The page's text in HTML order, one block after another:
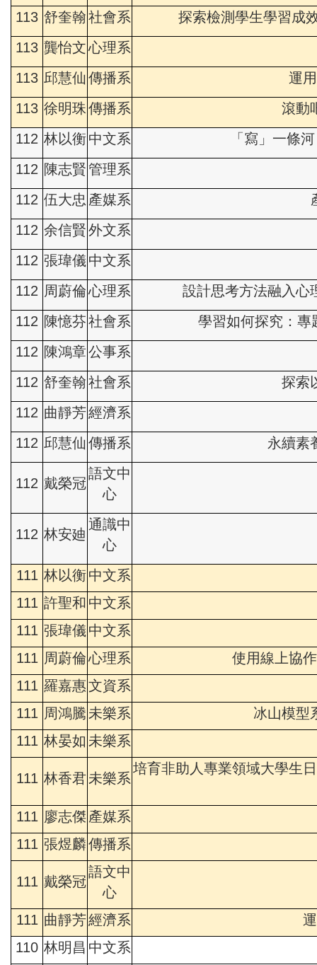
113 舒奎翰社會系
探索檢測學生學習成
113 龔怡文心理系
113 邱慧仙傳播系
運
113 徐明珠傳播系
滾動
112 林以衡中文系
「寫」一條
112 陳志賢管理系
112 伍大忠 產媒系
112 余信賢外文系
112 張瑋儀 中文系
112 周蔚倫心理系
設計思考方法融入心
112 陳憶芬社會系
學習如何探究：專
112 陳鴻章公事系
112 舒奎翰社會系
探索
112 曲靜芳經濟系
112 邱慧仙 傳播系 永續素
112 戴榮冠
語文中
心
112 林安廸
通識中
心
111 林以衡中文系
111 許聖和 中文系
111 張瑋儀 中文系
111 周蔚倫心理系
使用線上協
111 羅嘉惠文資系
111 周鴻騰 未樂系
冰山模型
111 林晏如 未樂系
111 林香君未樂系
培育非助人專業領域大學生
111 廖志傑 產媒系
111 張煜麟傳播系
111 戴榮冠
語文中
心
111 曲靜芳經濟系
110 林明昌 中文系